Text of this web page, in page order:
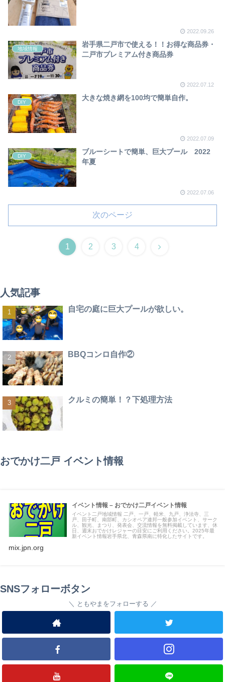
2022.09.26
地域情報
岩手県二戸市で使える！！お得な商品券・
二戸市プレミアム付き商品券
2022.07.12
DIY
大きな焼き網を100均で簡単自作。
2022.07.09
DIY
ブルーシートで簡単、巨大プール 2022
年夏
2022.07.06
次のページ
1 2 3 4
人気記事
自宅の庭に巨大プールが欲しい。
BBQコンロ自作②
クルミの簡単！？下処理方法
おでかけ二戸 イベント情報
イベント情報 – おでかけ二戸イベント情報
イベント二戸地域情報 二戸、一戸、軽米、九戸、浄法寺、三
戸、田子町、南部町、カシオペア連邦一般参加イベント、サーク
ル、観光、まつり、発表会、交流情報を無料掲載しています、休
日、週末おでかけレジャーの目安にご利用ください。2025年最
新イベント情報岩手県北、青森県南に特化したサイトです。
mix.jpn.org
SNSフォローボタン
ともやまをフォローする